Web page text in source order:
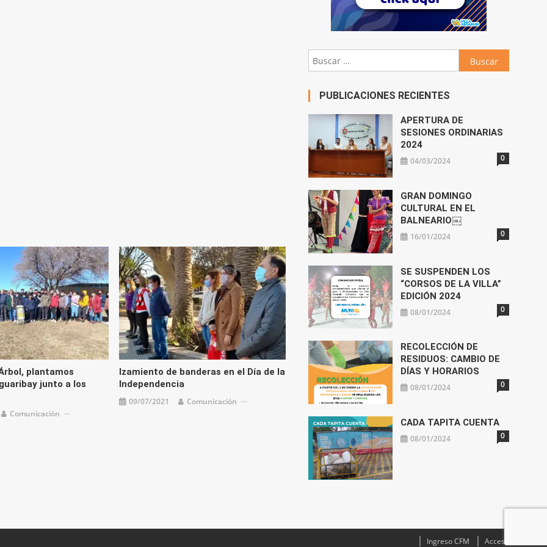
plantamos
junto a los
Comunicación
Izamiento de banderas en el Día de la
Independencia
09/07/2021 Comunicación
Buscar:
PUBLICACIONES RECIENTES
APERTURA DE
SESIONES ORDINARIAS
2024
04/03/2024 0
GRAN DOMINGO
CULTURAL EN EL
BALNEARIO￼
16/01/2024 0
SE SUSPENDEN LOS
“CORSOS DE LA VILLA”
EDICIÓN 2024
08/01/2024 0
RECOLECCIÓN DE
RESIDUOS: CAMBIO DE
DÍAS Y HORARIOS
08/01/2024 0
CADA TAPITA CUENTA
08/01/2024 0
Ingreso CFM Acceso